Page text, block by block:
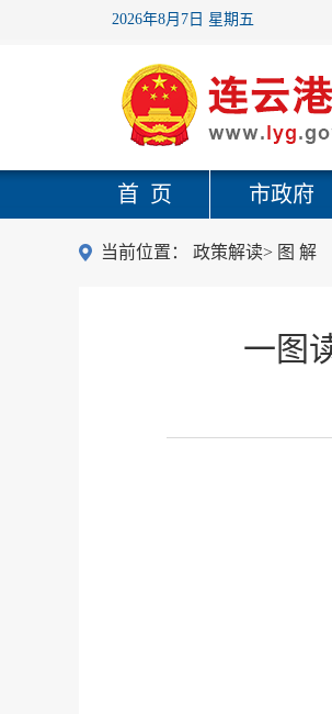
2026年8月7日 星期五
首 页 市政府
当前位置： 政策解读> 图 解
一图